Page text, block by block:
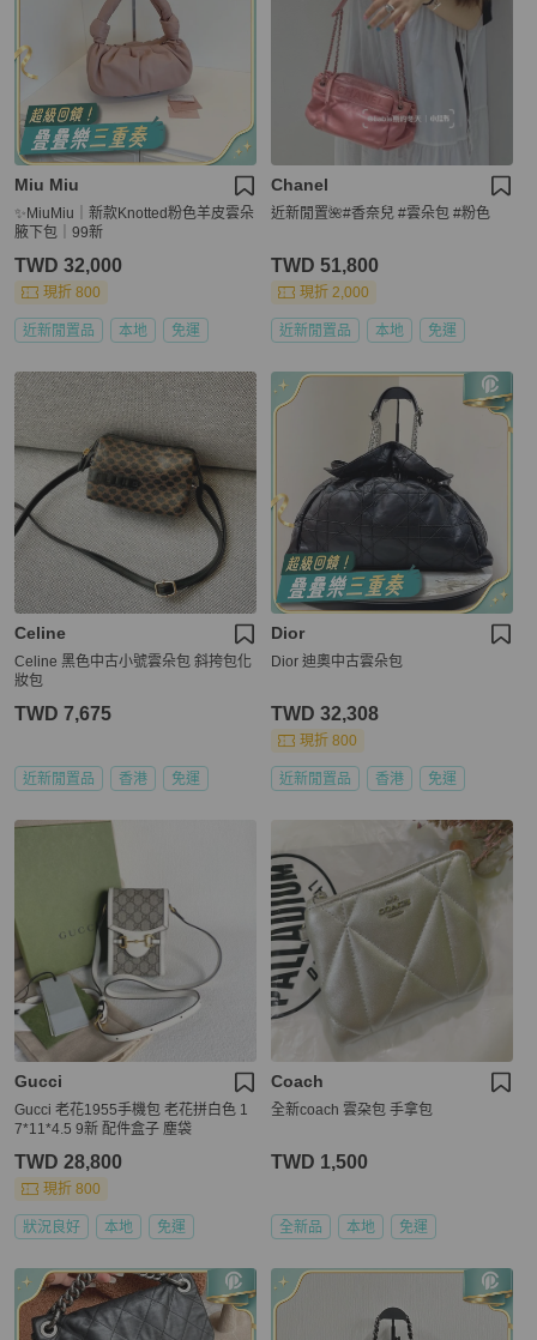
Miu Miu
✨MiuMiu｜新款Knotted粉色羊皮雲朵
腋下包｜99新
TWD 32,000
現折 800
近新閒置品 本地 免運
Chanel
近新閒置🌺#香奈兒 #雲朵包 #粉色
TWD 51,800
現折 2,000
近新閒置品 本地 免運
Celine
Celine 黑色中古小號雲朵包 斜挎包化
妝包
TWD 7,675
近新閒置品 香港 免運
Dior
Dior 迪奧中古雲朵包
TWD 32,308
現折 800
近新閒置品 香港 免運
Gucci
Gucci 老花1955手機包 老花拼白色 1
7*11*4.5 9新 配件盒子 塵袋
TWD 28,800
現折 800
狀況良好 本地 免運
Coach
全新coach 雲朶包 手拿包
TWD 1,500
全新品 本地 免運